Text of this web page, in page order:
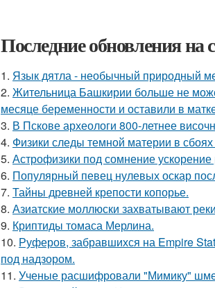
Последние обновления на
1. Язык дятла - необычный природный
2. Жительница Башкирии больше не
месяце беременности и оставили в
3. В Пскове археологи 800-летнее
4. Физики следы темной материи в
5. Астрофизики под сомнение
6. Популярный певец нулевых оскар
7. Тайны древней крепости копорье.
8. Азиатские моллюски захватывают
9. Криптиды томаса Мерлина.
10. Руферов, забравшихся на Empire
под надзором.
11. Ученые расшифровали "Мимику"